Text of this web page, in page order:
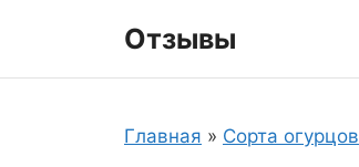
Отзывы
Главная » Сорта огурцов